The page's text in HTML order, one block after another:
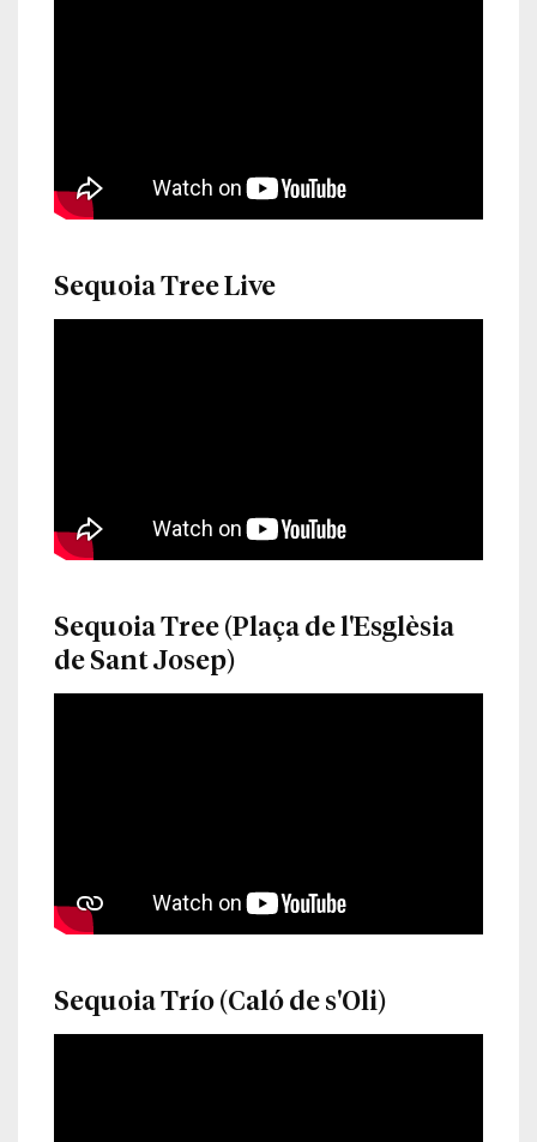
Sequoia Tree Live
Sequoia Tree (Plaça de l'Esglèsia
de Sant Josep)
Sequoia Trío (Caló de s'Oli)